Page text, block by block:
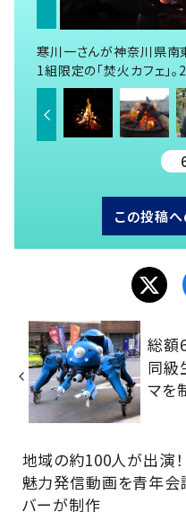
寒川一さんが神奈川県南
1組限定の「焚火カフェ」
この投稿へ
総額
同級
マを
地域の約100人が出演
魅力発信動画を青年会
バーが制作